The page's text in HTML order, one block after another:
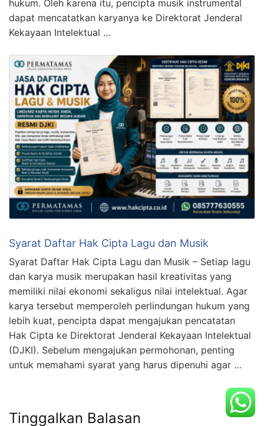
hukum. Oleh karena itu, pencipta musik instrumental
dapat mencatatkan karyanya ke Direktorat Jenderal
Kekayaan Intelektual …
Syarat Daftar Hak Cipta Lagu dan Musik
Syarat Daftar Hak Cipta Lagu dan Musik – Setiap lagu
dan karya musik merupakan hasil kreativitas yang
memiliki nilai ekonomi sekaligus nilai intelektual. Agar
karya tersebut memperoleh perlindungan hukum yang
lebih kuat, pencipta dapat mengajukan pencatatan
Hak Cipta ke Direktorat Jenderal Kekayaan Intelektual
(DJKI). Sebelum mengajukan permohonan, penting
untuk memahami syarat yang harus dipenuhi agar …
Tinggalkan Balasan